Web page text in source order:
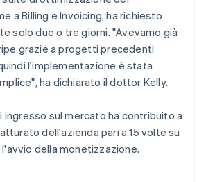
a Billing e Invoicing, ha richiesto
solo due o tre giorni. "Avevamo già
grazie a progetti precedenti
l'implementazione è stata
ha dichiarato il dottor Kelly.
ingresso sul mercato ha contribuito a
dell'azienda pari a 15 volte su
della monetizzazione.